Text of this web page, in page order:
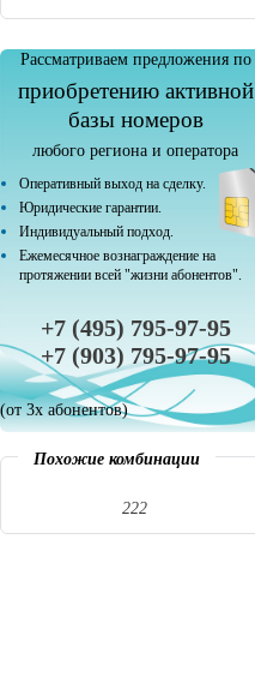
Рассматриваем предложения по
приобретению активной
базы номеров
любого региона и оператора
Оперативный выход на сделку.
Юридические гарантии.
Индивидуальный подход.
Ежемесячное вознаграждение на
протяжении всей "жизни абонентов".
+7 (495) 795-97-95
+7 (903) 795-97-95
(от 3х абонентов)
Похожие комбинации
222